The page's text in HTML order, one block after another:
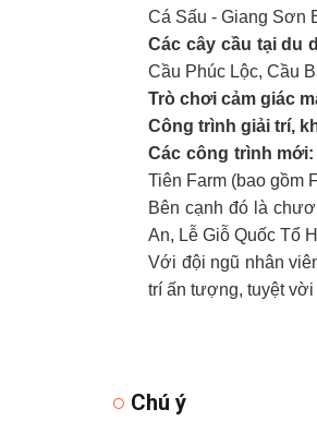
Cá Sấu - Giang Sơn
Các cây cầu tại du
Cầu Phúc Lộc, Cầu
Trò chơi cảm giác
Công trình giải trí,
Các công trình mới:
Tiên Farm (bao gồm
Bên cạnh đó là
An, Lễ Giỗ Quốc Tổ
Với đội ngũ nhân
trí ấn tượng, tuyệt
Chú ý